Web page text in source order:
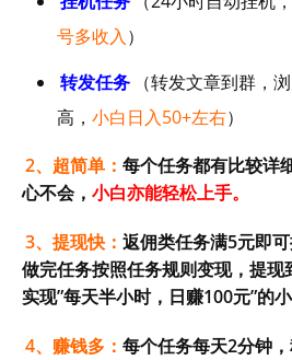
号多收入）
转发任务 （转发文章到群，
高， 小白日入50+左右）
2、超简单： 每个任务都有比较详
心不会， 小白亦能轻松上手。
3、提现快： 返佣类任务满5元即
做完任务按照任务规则变现，提
实现”每天半小时，日赚100元”的小
4、赚钱多： 每个任务每天2分钟